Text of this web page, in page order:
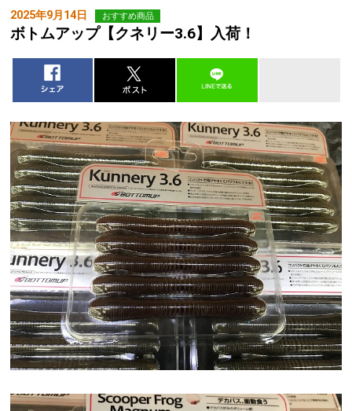
2025年9月14日 おすすめ商品
ボトムアップ【クネリー3.6】入荷！